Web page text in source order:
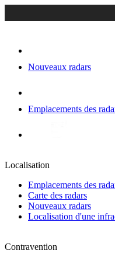
Nouveaux radars
Emplacements des
Localisation
Emplacements des
Carte des radars
Nouveaux radars
Localisation d'une
Contravention